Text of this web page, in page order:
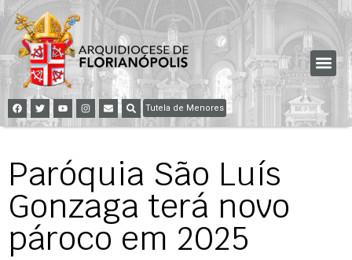
Tutela de Menores
Paróquia São Luís
Gonzaga terá novo
pároco em 2025